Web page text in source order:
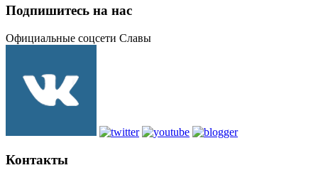
Подпишитесь на нас
Официальные соцсети Славы
Контакты